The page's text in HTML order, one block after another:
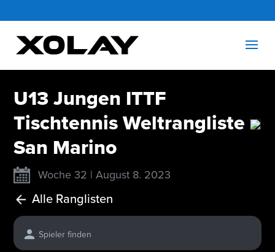
U13 Jungen ITTF
Tischtennis Weltrangliste
San Marino
Woche 32 | August 8. 2023
Alle Ranglisten
Spieler finden